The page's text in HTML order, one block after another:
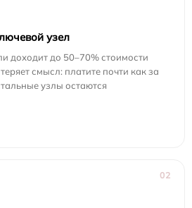
узел
доходит до 50–70% стоимости
смысл: платите почти как за
узлы остаются
02